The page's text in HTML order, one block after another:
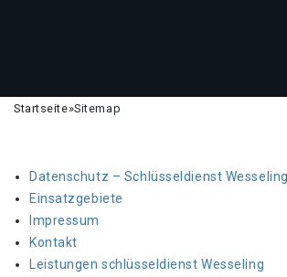
Startseite»Sitemap
Datenschutz – Schlüsseldienst Wesseling
Einsatzgebiete
Impressum
Kontakt
Leistungen schlüsseldienst Wesseling